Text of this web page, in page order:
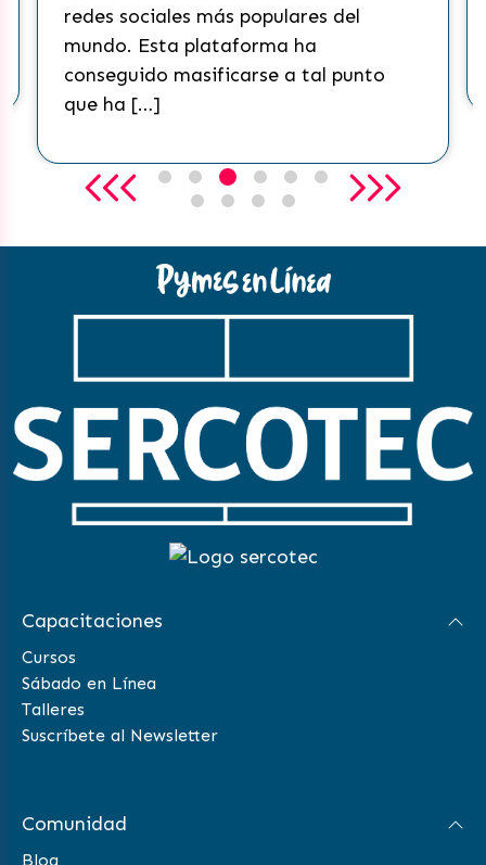
redes sociales más populares del
mundo. Esta plataforma ha
conseguido masificarse a tal punto
que ha […]
Capacitaciones
Cursos
Sábado en Línea
Talleres
Suscríbete al Newsletter
Comunidad
Blog